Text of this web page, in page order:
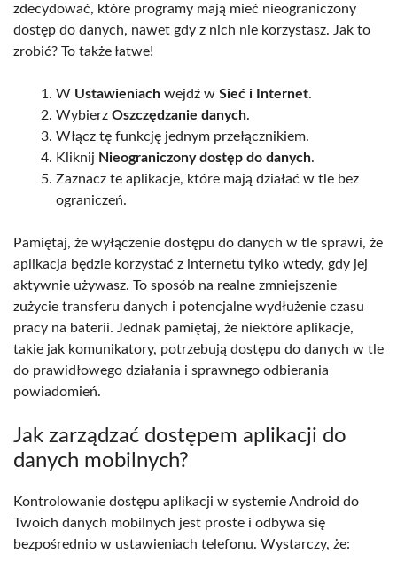
zdecydować, które programy mają mieć nieograniczony
dostęp do danych, nawet gdy z nich nie korzystasz. Jak to
zrobić? To także łatwe!
W Ustawieniach wejdź w Sieć i Internet.
Wybierz Oszczędzanie danych.
Włącz tę funkcję jednym przełącznikiem.
Kliknij Nieograniczony dostęp do danych.
Zaznacz te aplikacje, które mają działać w tle bez
ograniczeń.
Pamiętaj, że wyłączenie dostępu do danych w tle sprawi, że
aplikacja będzie korzystać z internetu tylko wtedy, gdy jej
aktywnie używasz. To sposób na realne zmniejszenie
zużycie transferu danych i potencjalne wydłużenie czasu
pracy na baterii. Jednak pamiętaj, że niektóre aplikacje,
takie jak komunikatory, potrzebują dostępu do danych w tle
do prawidłowego działania i sprawnego odbierania
powiadomień.
Jak zarządzać dostępem aplikacji do
danych mobilnych?
Kontrolowanie dostępu aplikacji w systemie Android do
Twoich danych mobilnych jest proste i odbywa się
bezpośrednio w ustawieniach telefonu. Wystarczy, że: